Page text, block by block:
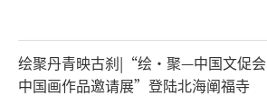
绘聚丹青映古刹|“绘·聚—中国文促会
中国画作品邀请展”登陆北海阐福寺